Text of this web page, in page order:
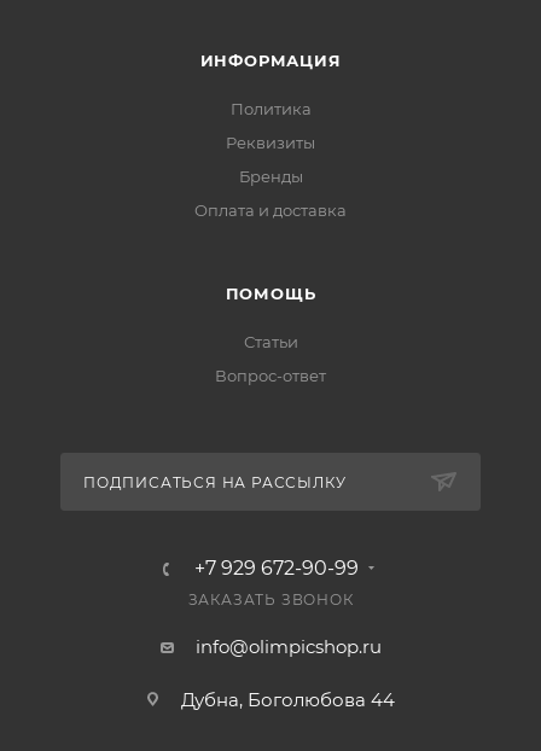
ИНФОРМАЦИЯ
Политика
Реквизиты
Бренды
Оплата и доставка
ПОМОЩЬ
Статьи
Вопрос-ответ
ПОДПИСАТЬСЯ НА РАССЫЛКУ
+7 929 672-90-99
ЗАКАЗАТЬ ЗВОНОК
info@olimpicshop.ru
Дубна, Боголюбова 44